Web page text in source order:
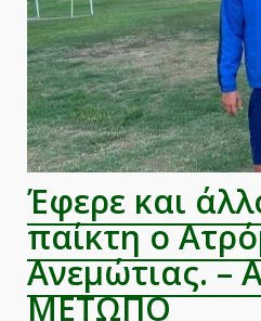
Έφερε και
παίκτη ο
Ανεμώτιας. –
ΜΕΤΩΠΟ